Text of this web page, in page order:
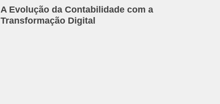
A Evolução da Contabilidade com a
Transformação Digital